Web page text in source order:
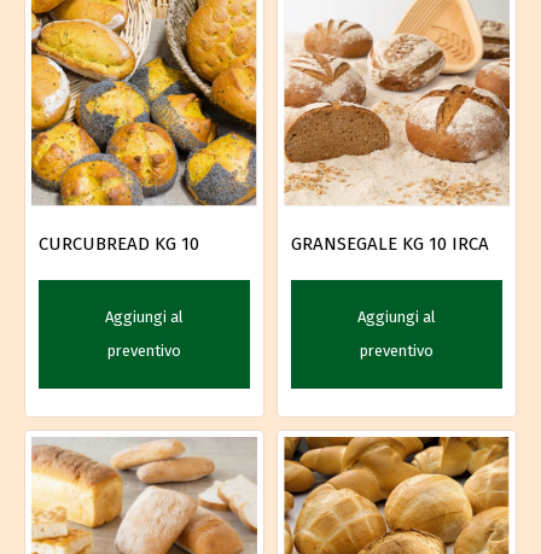
CURCUBREAD KG 10
Aggiungi al
preventivo
GRANSEGALE KG 10 IRCA
Aggiungi al
preventivo